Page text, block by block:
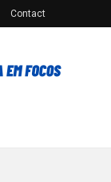
Contact